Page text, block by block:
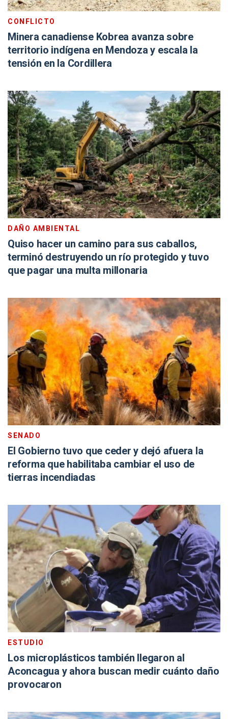
CONFLICTO
Minera canadiense Kobrea avanza sobre
territorio indígena en Mendoza y escala la
tensión en la Cordillera
DAÑO AMBIENTAL
Quiso hacer un camino para sus caballos,
terminó destruyendo un río protegido y tuvo
que pagar una multa millonaria
SENADO
El Gobierno tuvo que ceder y dejó afuera la
reforma que habilitaba cambiar el uso de
tierras incendiadas
ESTUDIO
Los microplásticos también llegaron al
Aconcagua y ahora buscan medir cuánto daño
provocaron